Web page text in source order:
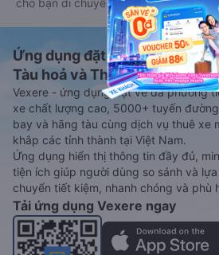
cho bạn di chuyển.
Ứng dụng đặt vé Xe khách,
Tàu hoả và Thuê xe
Vexere - ứng dụng đặt vé đa phương
xe chất lượng cao, 5000+ tuyến
bay và hãng tàu cùng dịch vụ thuê xe
khắp các tỉnh thành tại Việt Nam.
Ứng dụng hiển thị thông tin đầy đủ,
tiện ích giúp người dùng so sánh và
chuyển tiết kiệm, nhanh chóng và phù
Tải ứng dụng Vexere ngay